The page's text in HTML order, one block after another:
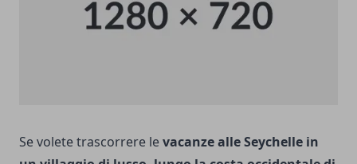
Se volete trascorrere levacanze alle Seychelle in